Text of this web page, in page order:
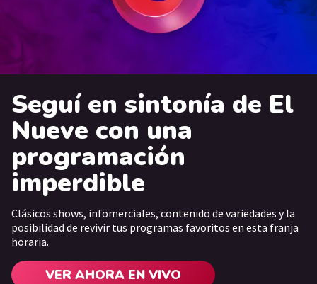
Seguí en sintonía de El
Nueve con una
programación
imperdible
Clásicos shows, infomerciales, contenido de variedades y la
posibilidad de revivir tus programas favoritos en esta franja
horaria.
VER AHORA EN VIVO